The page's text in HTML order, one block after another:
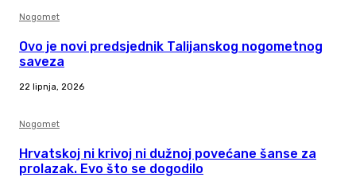
Nogomet
Ovo je novi predsjednik Talijanskog nogometnog
saveza
22 lipnja, 2026
Nogomet
Hrvatskoj ni krivoj ni dužnoj povećane šanse za
prolazak. Evo što se dogodilo